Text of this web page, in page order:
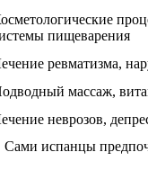
пищеварения
ревматизма,
массаж,
неврозов,
испанцы